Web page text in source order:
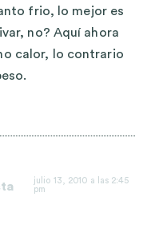
frio, lo mejor es
no? Aquí ahora
calor, lo contrario
julio 13, 2010 a las 2:45
pm